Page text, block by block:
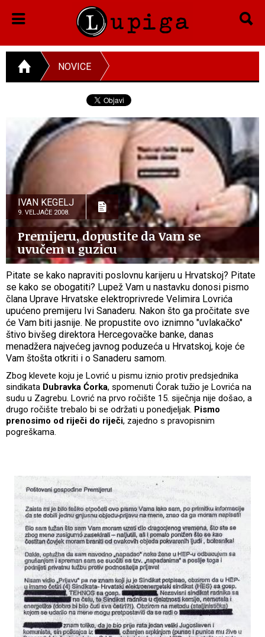
NOVICE
IVAN KEGELJ
9. VELJAČE 2008.
Premijeru, dopustite da Vam se
uvučem u guzicu
Pitate se kako napraviti poslovnu karijeru u Hrvatskoj? Pitate
se kako se obogatiti? Lupež Vam u nastavku donosi pismo
člana Uprave Hrvatske elektroprivrede Velimira Lovrića
upućeno premijeru Ivi Sanaderu. Nakon što ga pročitate sve
će Vam biti jasnije. Ne propustite ovo iznimno "uvlakačko"
štivo bivšeg direktora Hercegovačke banke, danas
menadžera najvećeg javnog poduzeća u Hrvatskoj, koje će
Vam štošta otkriti i o Sanaderu samom.
Zbog klevete koju je Lovrić u pismu iznio protiv predsjednika
sindikata Dubravka Ćorka, spomenuti Ćorak tužio je Lovrića na
sudu u Zagrebu. Lovrić na prvo ročište 15. siječnja nije došao, a
drugo ročište trebalo bi se održati u ponedjeljak. Pismo
prenosimo od riječi do riječi, zajedno s pravopisnim
pogreškama.